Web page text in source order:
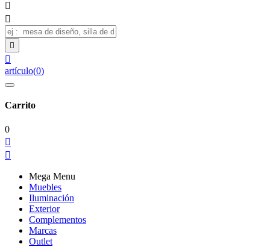




artículo(0)
Carrito
0


Mega Menu
Muebles
Iluminación
Exterior
Complementos
Marcas
Outlet